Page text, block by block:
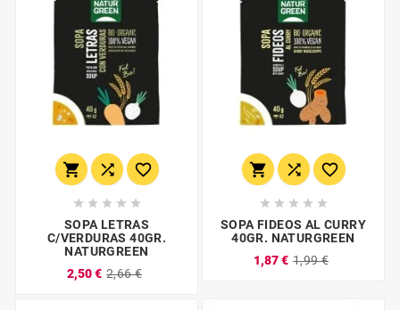
  
    
SOPA LETRAS
C/VERDURAS 40GR.
NATURGREEN
2,50 € 2,66 €
  
    
SOPA FIDEOS AL CURRY
40GR. NATURGREEN
1,87 € 1,99 €